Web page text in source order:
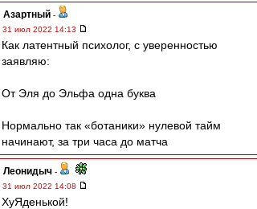
Азартный -
31 июл 2022 14:13
Как латентный психолог, с уверенностью
заявляю:
От Эля до Эльфа одна буква
Нормально так «ботаники» нулевой тайм
начинают, за три часа до матча
Леонидыч -
31 июл 2022 14:08
ХуЯденькой!